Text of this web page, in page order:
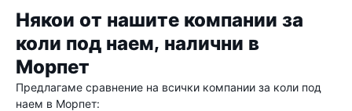
Някои от нашите компании за
коли под наем, налични в
Морпет
Предлагаме сравнение на всички компании за коли под
наем в Морпет: